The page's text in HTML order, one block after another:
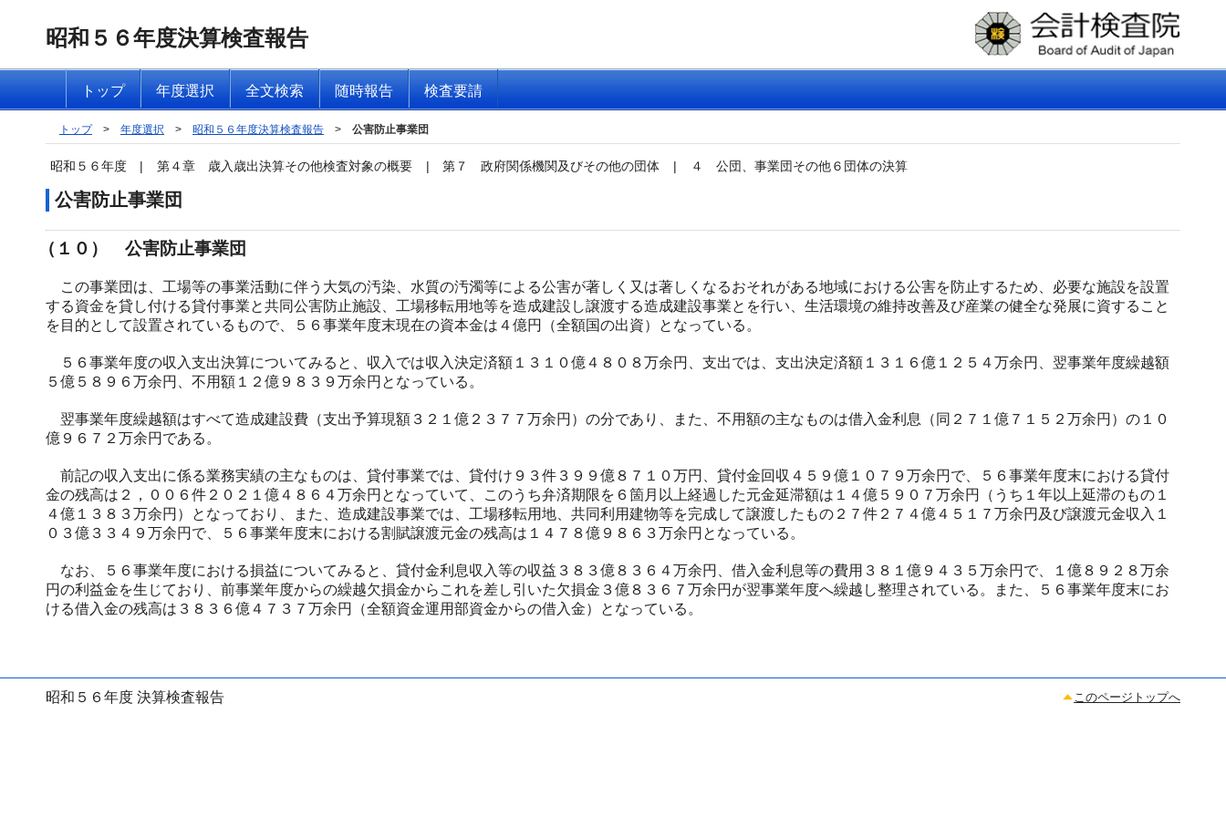
昭和５６年度決算検査報告
トップ 年度選択 全文検索 随時報告 検査要請
トップ > 年度選択 > 昭和５６年度決算検査報告 > 公害防止事業団
昭和５６年度 | 第４章 歳入歳出決算その他検査対象の概要 | 第７ 政府関係機関及びその他の団体 | ４ 公団、事業団その他６団体の決算
公害防止事業団
（１０） 公害防止事業団
この事業団は、工場等の事業活動に伴う大気の汚染、水質の汚濁等による公害が著しく又は著しくなるおそれがある地域における公害を防止するため、必要な施設を設置
する資金を貸し付ける貸付事業と共同公害防止施設、工場移転用地等を造成建設し譲渡する造成建設事業とを行い、生活環境の維持改善及び産業の健全な発展に資すること
を目的として設置されているもので、５６事業年度末現在の資本金は４億円（全額国の出資）となっている。
５６事業年度の収入支出決算についてみると、収入では収入決定済額１３１０億４８０８万余円、支出では、支出決定済額１３１６億１２５４万余円、翌事業年度繰越額
５億５８９６万余円、不用額１２億９８３９万余円となっている。
翌事業年度繰越額はすべて造成建設費（支出予算現額３２１億２３７７万余円）の分であり、また、不用額の主なものは借入金利息（同２７１億７１５２万余円）の１０
億９６７２万余円である。
前記の収入支出に係る業務実績の主なものは、貸付事業では、貸付け９３件３９９億８７１０万円、貸付金回収４５９億１０７９万余円で、５６事業年度末における貸付
金の残高は２，００６件２０２１億４８６４万余円となっていて、このうち弁済期限を６箇月以上経過した元金延滞額は１４億５９０７万余円（うち１年以上延滞のもの１
４億１３８３万余円）となっており、また、造成建設事業では、工場移転用地、共同利用建物等を完成して譲渡したもの２７件２７４億４５１７万余円及び譲渡元金収入１
０３億３３４９万余円で、５６事業年度末における割賦譲渡元金の残高は１４７８億９８６３万余円となっている。
なお、５６事業年度における損益についてみると、貸付金利息収入等の収益３８３億８３６４万余円、借入金利息等の費用３８１億９４３５万余円で、１億８９２８万余
円の利益金を生じており、前事業年度からの繰越欠損金からこれを差し引いた欠損金３億８３６７万余円が翌事業年度へ繰越し整理されている。また、５６事業年度末にお
ける借入金の残高は３８３６億４７３７万余円（全額資金運用部資金からの借入金）となっている。
昭和５６年度 決算検査報告 このページトップへ